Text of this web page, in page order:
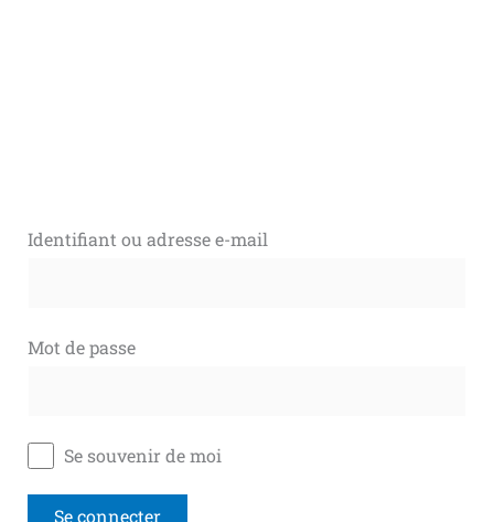
Identifiant ou adresse e-mail
Mot de passe
Se souvenir de moi